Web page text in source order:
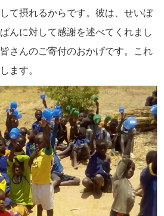
て摂れるからです。彼は、せいぼ
んに対して感謝を述べてくれまし
さんのご寄付のおかげです。これ
ます。